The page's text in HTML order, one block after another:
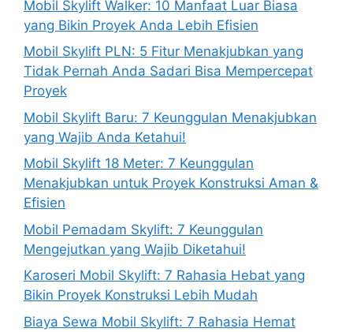
Mobil Skylift Walker: 10 Manfaat Luar Biasa
yang Bikin Proyek Anda Lebih Efisien
Mobil Skylift PLN: 5 Fitur Menakjubkan yang
Tidak Pernah Anda Sadari Bisa Mempercepat
Proyek
Mobil Skylift Baru: 7 Keunggulan Menakjubkan
yang Wajib Anda Ketahui!
Mobil Skylift 18 Meter: 7 Keunggulan
Menakjubkan untuk Proyek Konstruksi Aman &
Efisien
Mobil Pemadam Skylift: 7 Keunggulan
Mengejutkan yang Wajib Diketahui!
Karoseri Mobil Skylift: 7 Rahasia Hebat yang
Bikin Proyek Konstruksi Lebih Mudah
Biaya Sewa Mobil Skylift: 7 Rahasia Hemat